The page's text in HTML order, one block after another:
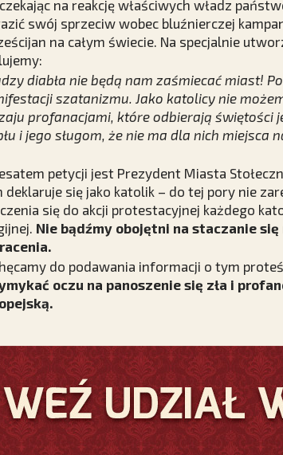
na reakcję właściwych władz
swój sprzeciw wobec bluźnierczej
na całym świecie. Na specjalnie
diabła nie będą nam zaśmiecać
szatanizmu. Jako katolicy nie
profanacjami, które odbierają świętości
i jego sługom, że nie ma dla nich miejsca
petycji jest Prezydent Miasta
deklaruje się jako katolik – do tej pory nie
się do akcji protestacyjnej każdego
Nie bądźmy obojętni na staczanie
do podawania informacji o tym
oczu na panoszenie się zła i